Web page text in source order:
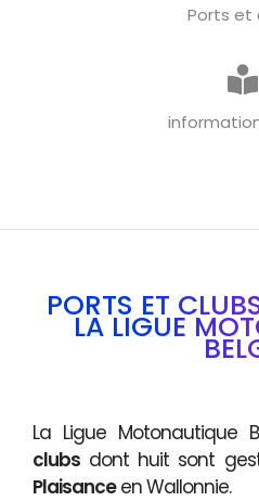
Ports et
PORTS ET
LA LIGUE
La Ligue Motonautique
clubs dont huit sont
Plaisanceen Wallonnie.